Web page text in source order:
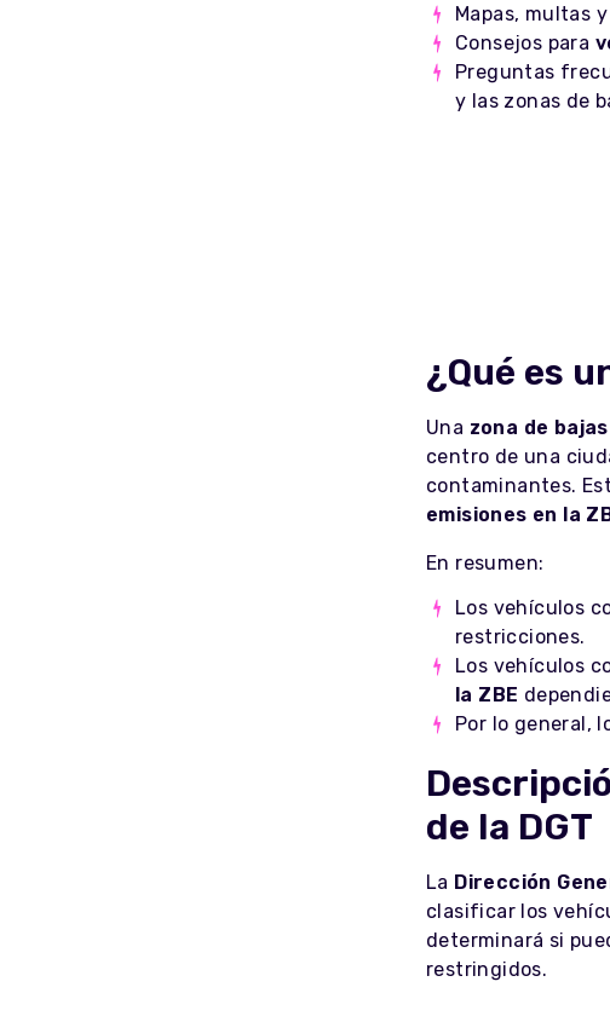
Mapas, multas
Consejos para
Preguntas
y las zonas de
¿Qué es
Una zona de
centro de una
contaminantes.
emisiones en la
En resumen:
Los vehículos
restricciones.
Los vehículos
la ZBE
Por lo general,
de la DGT
La Dirección
clasificar los
determinará si
restringidos.